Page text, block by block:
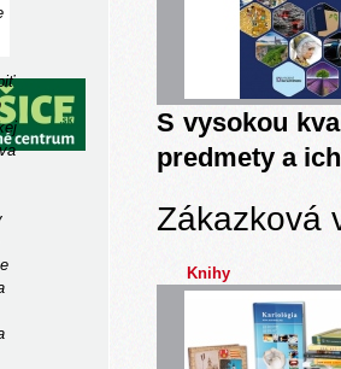
S vysokou
predmety a
Zákazková
Knihy